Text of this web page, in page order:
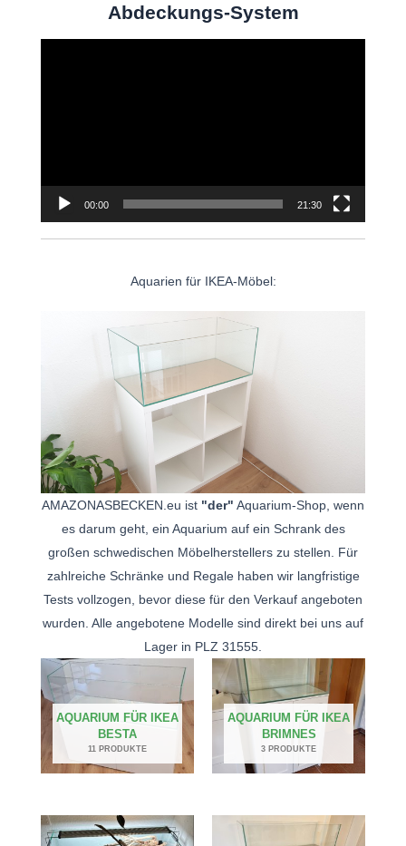
Abdeckungs-System
00:00 21:30
Aquarien für IKEA-Möbel:
AMAZONASBECKEN.eu ist "der" Aquarium-Shop, wenn
es darum geht, ein Aquarium auf ein Schrank des
großen schwedischen Möbelherstellers zu stellen. Für
zahlreiche Schränke und Regale haben wir langfristige
Tests vollzogen, bevor diese für den Verkauf angeboten
wurden. Alle angebotene Modelle sind direkt bei uns auf
Lager in PLZ 31555.
AQUARIUM FÜR IKEA
BESTA
11 PRODUKTE
AQUARIUM FÜR IKEA
BRIMNES
3 PRODUKTE